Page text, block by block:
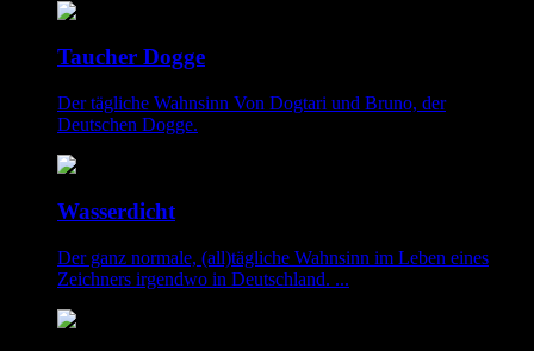
Taucher Dogge
Der tägliche Wahnsinn Von Dogtari und Bruno, der
Deutschen Dogge.
Wasserdicht
Der ganz normale, (all)tägliche Wahnsinn im Leben eines
Zeichners irgendwo in Deutschland. ...